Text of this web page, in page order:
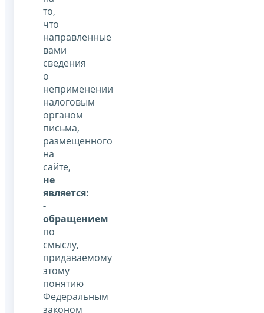
то,
что
направленные
вами
сведения
о
неприменении
налоговым
органом
письма,
размещенного
на
сайте,
не
является:
-
обращением
по
смыслу,
придаваемому
этому
понятию
Федеральным
законом